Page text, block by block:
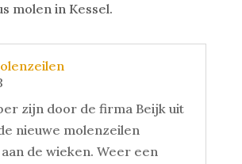
molen in Kessel.
zijn door de firma Beijk uit
nieuwe molenzeilen
de wieken. Weer een